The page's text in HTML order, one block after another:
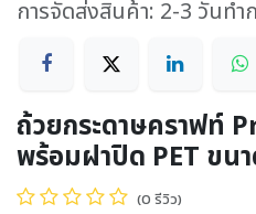
การจัดส่งสินค้า: 2-3 วันทำ
ถ้วยกระดาษคราฟท์
พร้อมฝาปิด PET ขน
(0 รีวิว)